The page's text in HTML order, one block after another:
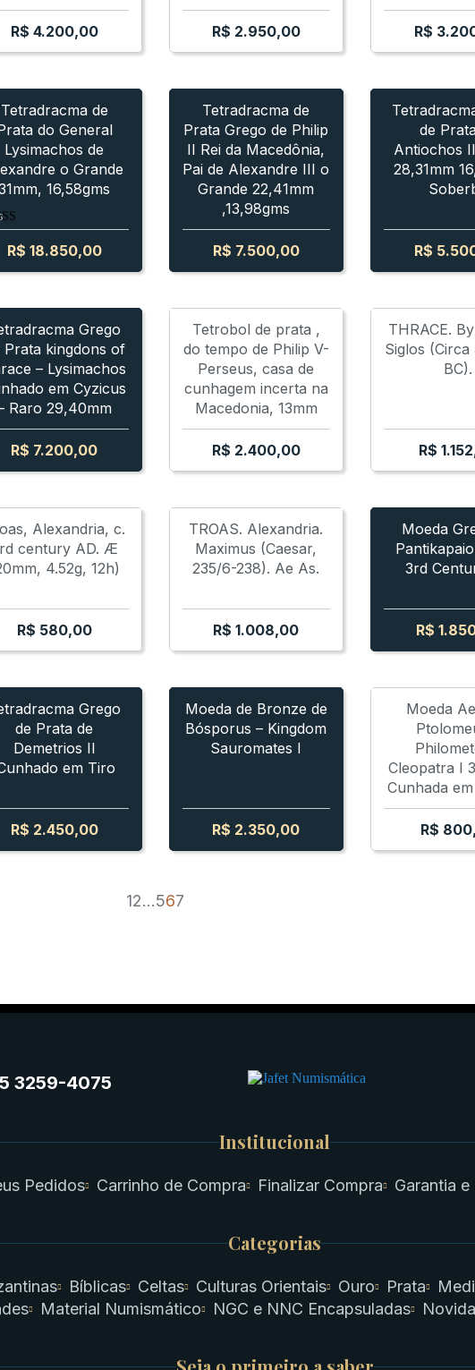
R$ 4.200,00 R$ 2.950,00 R$
Tetradracma de
do General
Lysimachos de
o Grande
16,58gms
R$ 18.850,00
Tetradracma de
Prata Grego de Philip
II Rei da Macedônia,
Pai de Alexandre III o
Grande 22,41mm
,13,98gms
R$ 7.500,00
de
Antiochos
28,31mm
R$
Grego
Prata kingdons of
– Lysimachos
em Cyzicus
Raro 29,40mm
R$ 7.200,00
Tetrobol de prata ,
do tempo de Philip V-
Perseus, casa de
cunhagem incerta na
Macedonia, 13mm
R$ 2.400,00
THRACE.
Siglos
BC).
R$
Alexandria, c.
century AD. Æ
4.52g, 12h)
R$ 580,00
TROAS. Alexandria.
Maximus (Caesar,
235/6-238). Ae As.
R$ 1.008,00
Moeda
3rd
R$
Grego
de Prata de
Demetrios II
em Tiro
R$ 2.450,00
Moeda de Bronze de
Bósporus – Kingdom
Sauromates I
R$ 2.350,00
Moeda
Cleopatra I
Cunhada
R$
12…567
3259-4075
Institucional
Pedidos Carrinho de Compra Finalizar Compra Garantia e
Categorias
Bíblicas Celtas Culturas Orientais Ouro Prata
Material Numismático NGC e NNC Encapsuladas